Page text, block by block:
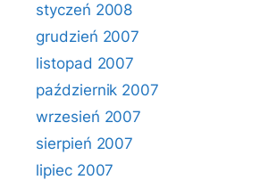
styczeń 2008
grudzień 2007
listopad 2007
październik 2007
wrzesień 2007
sierpień 2007
lipiec 2007